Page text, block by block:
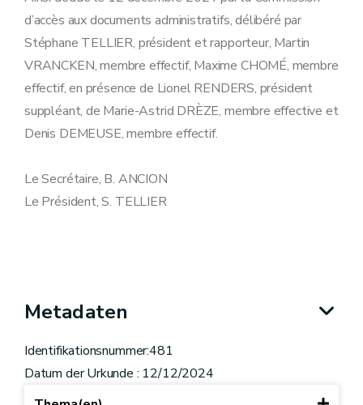
d’accès aux documents administratifs, délibéré par
Stéphane TELLIER, président et rapporteur, Martin
VRANCKEN, membre effectif, Maxime CHOMÉ, membre
effectif, en présence de Lionel RENDERS, président
suppléant, de Marie-Astrid DRÈZE, membre effective et
Denis DEMEUSE, membre effectif.
Le Secrétaire, B. ANCION
Le Président, S. TELLIER
Metadaten
Identifikationsnummer:481
Datum der Urkunde : 12/12/2024